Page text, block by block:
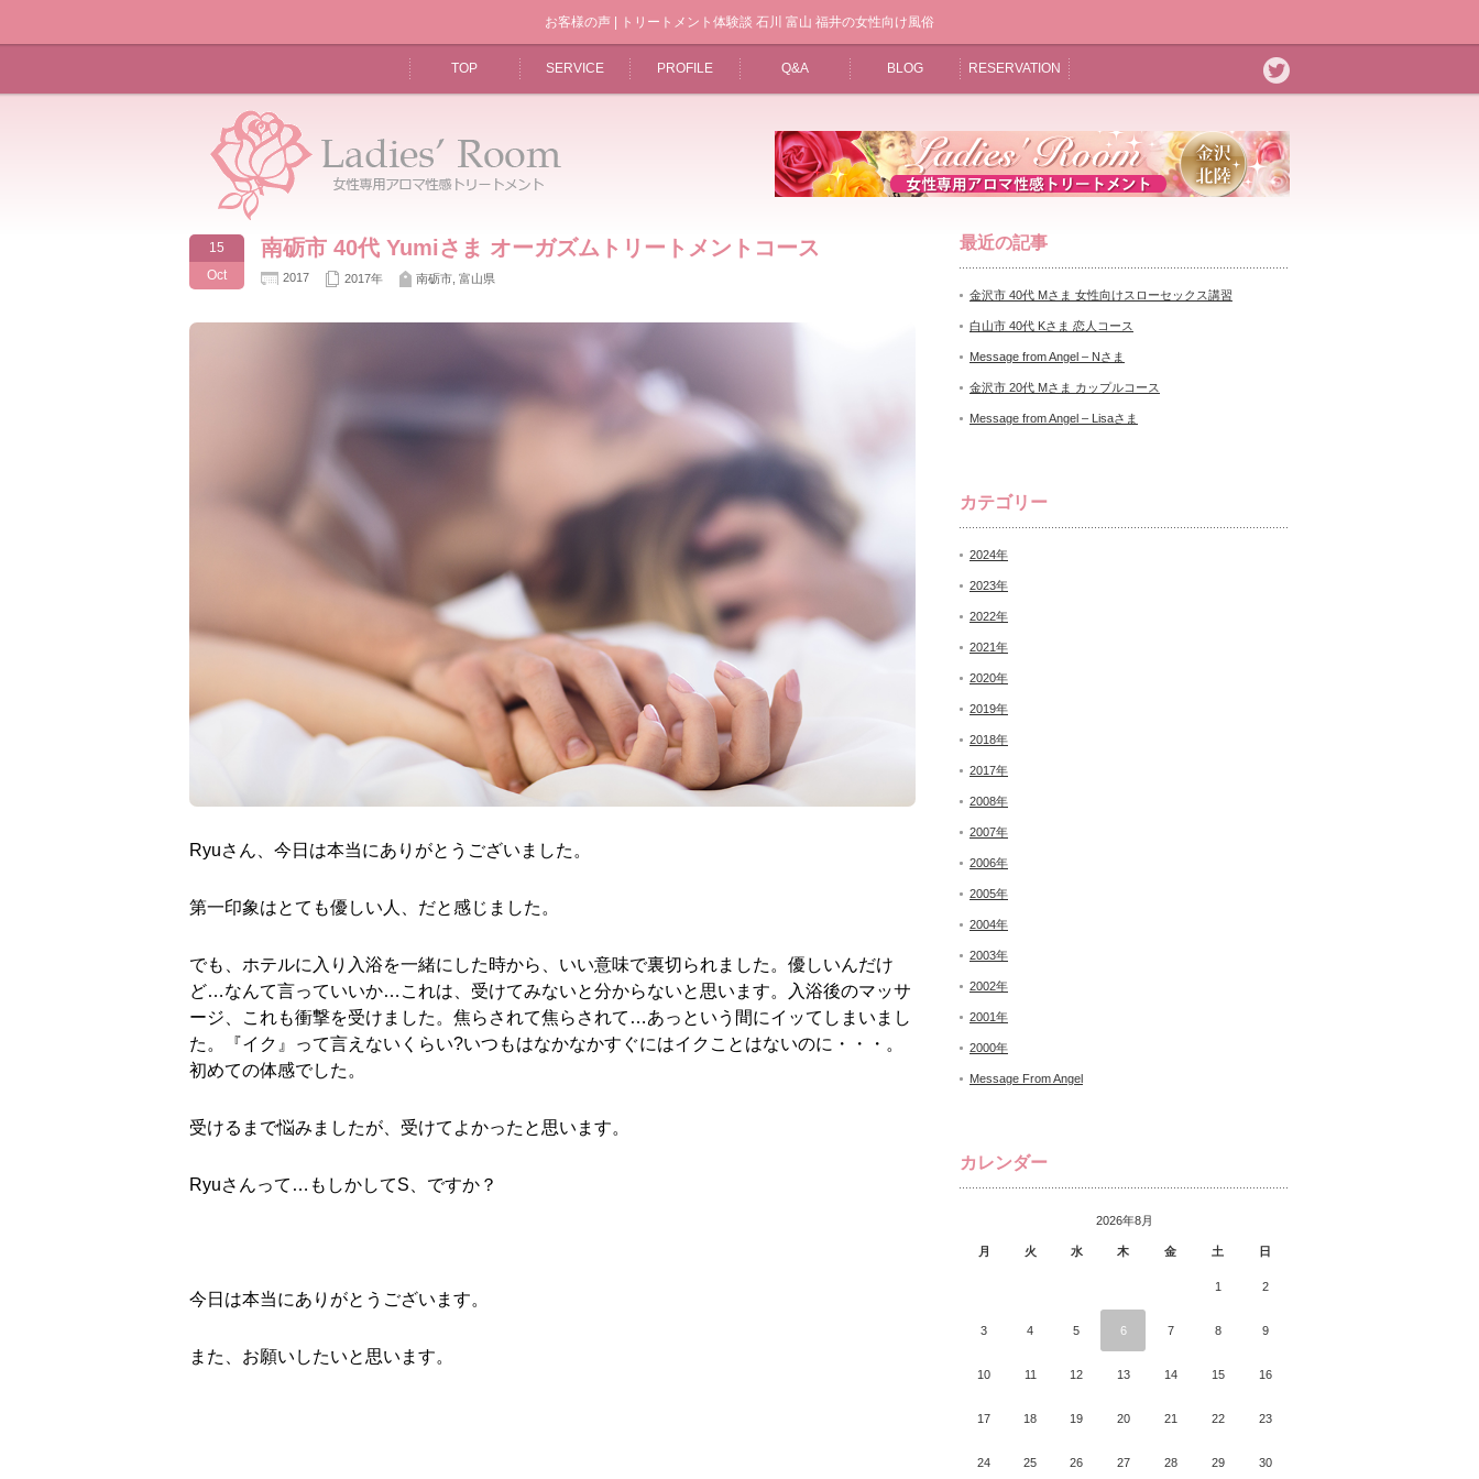
お客様の声 | トリートメント体験談 石川 富山 福井の女性向け風俗
TOP SERVICE PROFILE Q&A BLOG RESERVATION
15
Oct
南砺市 40代 Yumiさま オーガズムトリートメントコース
2017 2017年 南砺市 富山県
Ryuさん、今日は本当にありがとうございました。
第一印象はとても優しい人、だと感じました。
でも、ホテルに入り入浴を一緒にした時から、いい意味で裏切られました。優しいんだけ
ど…なんて言っていいか…これは、受けてみないと分からないと思います。入浴後のマッサ
ージ、これも衝撃を受けました。焦らされて焦らされて…あっという間にイッてしまいまし
た。『イク』って言えないくらい?いつもはなかなかすぐにはイクことはないのに・・・。
初めての体感でした。
受けるまで悩みましたが、受けてよかったと思います。
Ryuさんって … もしかしてS 、ですか？
今日は本当にありがとうございます。
また、お願いしたいと思います。
最近の記事
金沢市 40代 Mさま 女性向けスローセックス講習
白山市 40代 Kさま 恋人コース
Message from Angel – Nさま
金沢市 20代 Mさま カップルコース
Message from Angel – Lisaさま
カテゴリー
2024年
2023年
2022年
2021年
2020年
2019年
2018年
2017年
2008年
2007年
2006年
2005年
2004年
2003年
2002年
2001年
2000年
Message From Angel
カレンダー
2026年8月
月 火 水 木 金 土 日
1 2
3 4 5 6 7 8 9
10 11 12 13 14 15 16
17 18 19 20 21 22 23
24 25 26 27 28 29 30